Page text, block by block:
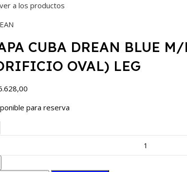
a los productos
CUBA DREAN BLUE
OVAL) LEG
para reserva